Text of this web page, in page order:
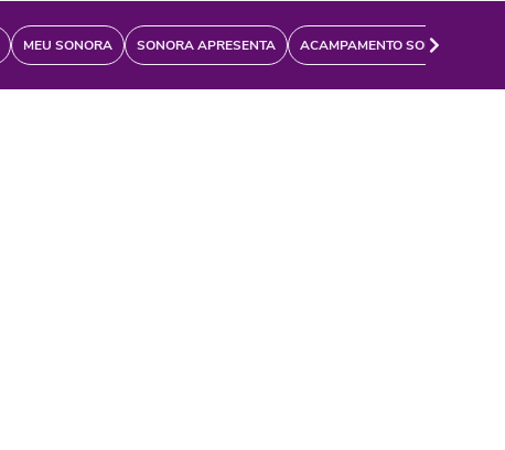
MEU SONORA SONORA APRESENTA ACAMPAMENTO SONORA